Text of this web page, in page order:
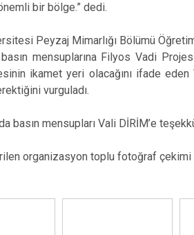
bir bölge.” dedi.
Peyzaj Mimarlığı Bölümü
mensuplarına Filyos Vadi
ikamet yeri olacağını ifade
vurguladı.
basın mensupları Vali DİRİM’e
organizasyon toplu fotoğraf çekimi